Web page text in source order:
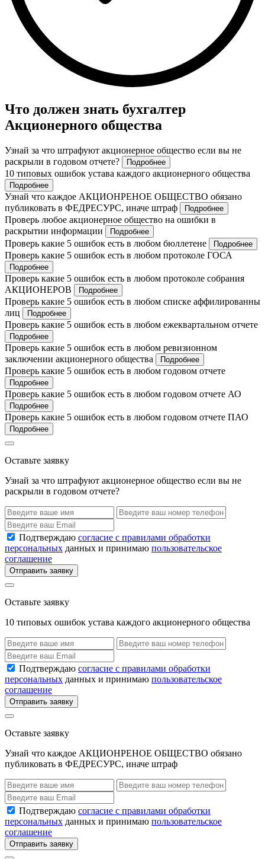
Что должен знать бухгалтер
Акционерного общества
Узнай за что штрафуют акционерное общество если вы не
раскрыли в годовом отчете?
Подробнее
10 типовых ошибок устава каждого акционерного общества
Подробнее
Узнай что каждое АКЦИОНРЕНОЕ ОБЩЕСТВО обязано
публиковать в ФЕДРЕСУРС, иначе штраф
Подробнее
Проверь любое акционерное общество на ошибки в
раскрытии информации
Подробнее
Проверь какие 5 ошибок есть в любом бюллетене Подробнее
Проверь какие 5 ошибок есть в любом протоколе ГОСА
Подробнее
Проверь какие 5 ошибок есть в любом протоколе собрания
АКЦИОНЕРОВ
Подробнее
Проверь какие 5 ошибок есть в любом списке аффилированны
лиц
Подробнее
Проверь какие 5 ошибок есть в любом ежеквартальном отчете
Подробнее
Проверь какие 5 ошибок есть в любом ревизионном
заключении акционерного общества
Подробнее
Проверь какие 5 ошибок есть в любом годовом отчете
Подробнее
Проверь какие 5 ошибок есть в любом годовом отчете АО
Подробнее
Проверь какие 5 ошибок есть в любом годовом отчете ПАО
Подробнее
Оставьте заявку
Узнай за что штрафуют акционерное общество если вы не
раскрыли в годовом отчете?
Подтверждаю согласие с правилами обработки
персональных данных и принимаю пользовательское
соглашение
Отправить заявку
Оставьте заявку
10 типовых ошибок устава каждого акционерного общества
Подтверждаю согласие с правилами обработки
персональных данных и принимаю пользовательское
соглашение
Отправить заявку
Оставьте заявку
Узнай что каждое АКЦИОНРЕНОЕ ОБЩЕСТВО обязано
публиковать в ФЕДРЕСУРС, иначе штраф
Подтверждаю согласие с правилами обработки
персональных данных и принимаю пользовательское
соглашение
Отправить заявку